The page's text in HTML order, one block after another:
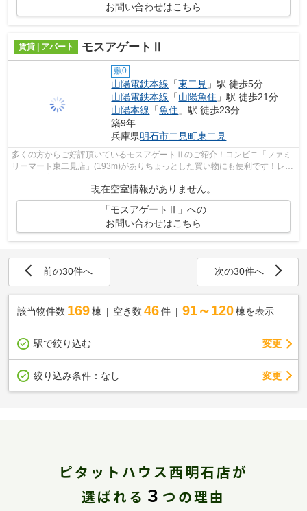
お問い合わせはこちら
賃貸 | アパート モスアゲートⅡ
敷0
山陽電鉄本線 「東二見 」駅 徒歩5分
山陽電鉄本線 「山陽魚住 」駅 徒歩21分
山陽本線 「魚住 」駅 徒歩23分
築9年
兵庫県明石市二見町東二見
多くの方からご好評頂いているモスアゲートⅡのご紹介！コンビニ「ファミ
リーマート東二見店」(193m)がありちょっとした買い物にも便利です！レイ
現在空室情報がありません。
「モスアゲートⅡ」への
お問い合わせはこちら
前の30件へ 次の30件へ
該当物件数 169棟 空き数 46 件 91～120 棟を表示
駅で絞り込む 変更
絞り込み条件： なし 変更
ピタットハウス西明石店が
選ばれる ３ つの理由